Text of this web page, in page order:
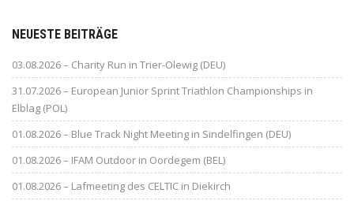
NEUESTE BEITRÄGE
03.08.2026 – Charity Run in Trier-Olewig (DEU)
31.07.2026 – European Junior Sprint Triathlon Championships in
Elblag (POL)
01.08.2026 – Blue Track Night Meeting in Sindelfingen (DEU)
01.08.2026 – IFAM Outdoor in Oordegem (BEL)
01.08.2026 – Lafmeeting des CELTIC in Diekirch